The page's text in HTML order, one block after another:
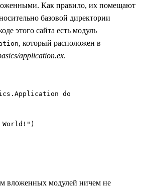
Как правило, их помещают
базовой директории
этого сайта есть модуль
, который расположен в
application.ex.
do
вложенных модулей ничем не